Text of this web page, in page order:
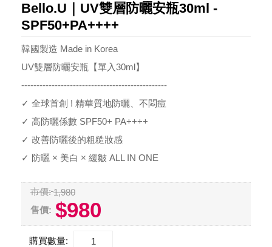
Bello.U｜UV雙層防曬安瓶30ml -
SPF50+PA++++
韓國製造 Made in Korea
UV雙層防曬安瓶【單入30ml】
------------------------------------------------
✓ 全球首創 ! 精華質地防曬、不悶痘
✓ 高防曬係數 SPF50+ PA++++
✓ 改善防曬後的粗糙妝感
✓ 防曬 × 美白 × 緩皺 ALL IN ONE
市價: 1,980
售價: $980
購買數量: